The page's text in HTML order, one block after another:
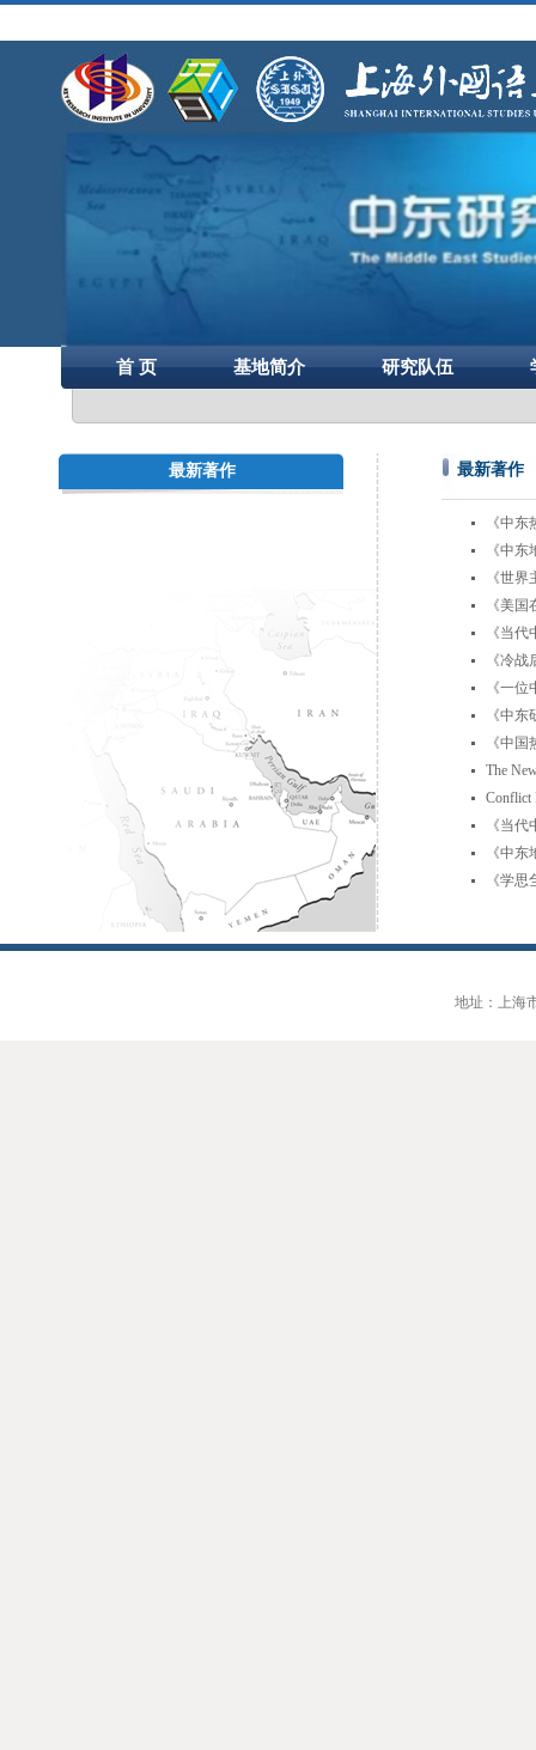
首 页 基地简介 研究队伍
最新著作 最新著作
《中
《中
《世
《美
《当
《冷
《一
《中
《中
The
Conflict
《当
《中
《学
地址：上海